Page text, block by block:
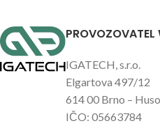
PROVOZOVATEL
IGATECH, s.r.o.
Elgartova 497/12
614 00 Brno –
IČO: 05663784